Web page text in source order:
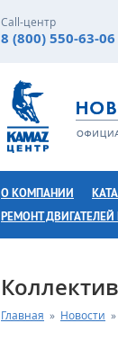
Call-центр
8 (800) 550-63-06
О КОМПАНИИ
РЕМОНТ
Главная » Новости »